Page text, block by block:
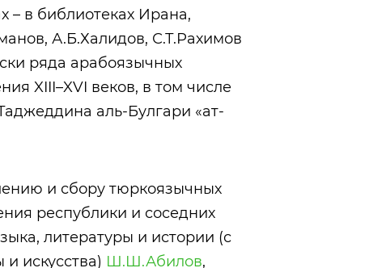
– в библиотеках Ирана,
А.Б.Халидов, С.Т.Рахимов
ряда арабоязычных
XIII–XVI веков, в том числе
аль-Булгари «ат-
и сбору тюркоязычных
республики и соседних
литературы и истории (с
и искусства) Ш.Ш.Абилов,